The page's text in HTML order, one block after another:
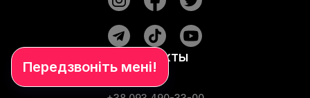
Контакты